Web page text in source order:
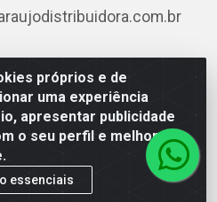
próprios e de
uma experiência
apresentar publicidade
o seu perfil e melhorar a
essenciais
Carneiro de Campos, 42 -
RJ - CEP 20.920-410 -
0003-85